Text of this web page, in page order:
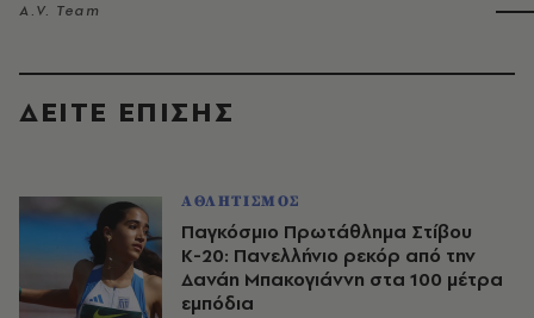
A.V. Team
ΔΕΙΤΕ ΕΠΙΣΗΣ
ΑΘΛΗΤΙΣΜΟΣ
Παγκόσμιο Πρωτάθλημα Στίβου
Κ-20: Πανελλήνιο ρεκόρ από την
Δανάη Μπακογιάννη στα 100 μέτρα
εμπόδια